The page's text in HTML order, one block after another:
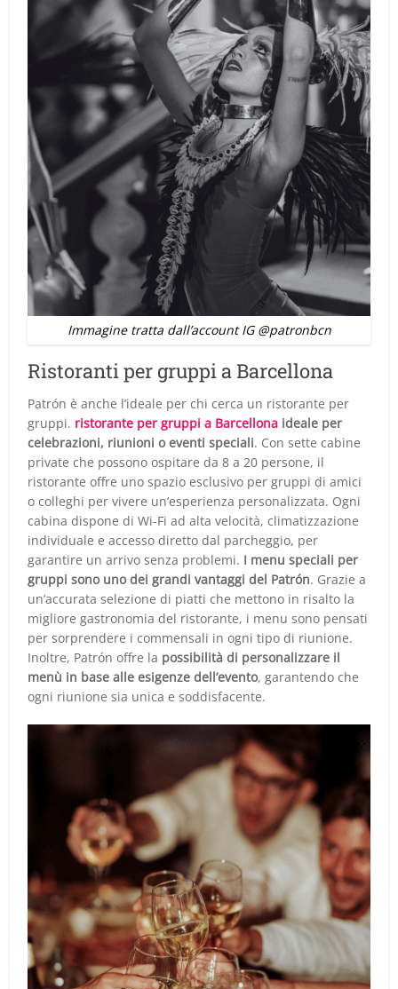
Immagine tratta dall’account IG @patronbcn
Ristoranti per gruppi a Barcellona
Patrón è anche l’ideale per chi cerca un ristorante per
gruppi. ristorante per gruppi a Barcellona ideale per
celebrazioni, riunioni o eventi speciali. Con sette cabine
private che possono ospitare da 8 a 20 persone, il
ristorante offre uno spazio esclusivo per gruppi di amici
o colleghi per vivere un’esperienza personalizzata. Ogni
cabina dispone di Wi-Fi ad alta velocità, climatizzazione
individuale e accesso diretto dal parcheggio, per
garantire un arrivo senza problemi. I menu speciali per
gruppi sono uno dei grandi vantaggi del Patrón. Grazie a
un’accurata selezione di piatti che mettono in risalto la
migliore gastronomia del ristorante, i menu sono pensati
per sorprendere i commensali in ogni tipo di riunione.
Inoltre, Patrón offre la possibilità di personalizzare il
menù in base alle esigenze dell’evento, garantendo che
ogni riunione sia unica e soddisfacente.